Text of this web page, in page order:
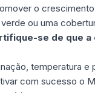
o
ou uma
se de que a
temperatura
com sucesso o